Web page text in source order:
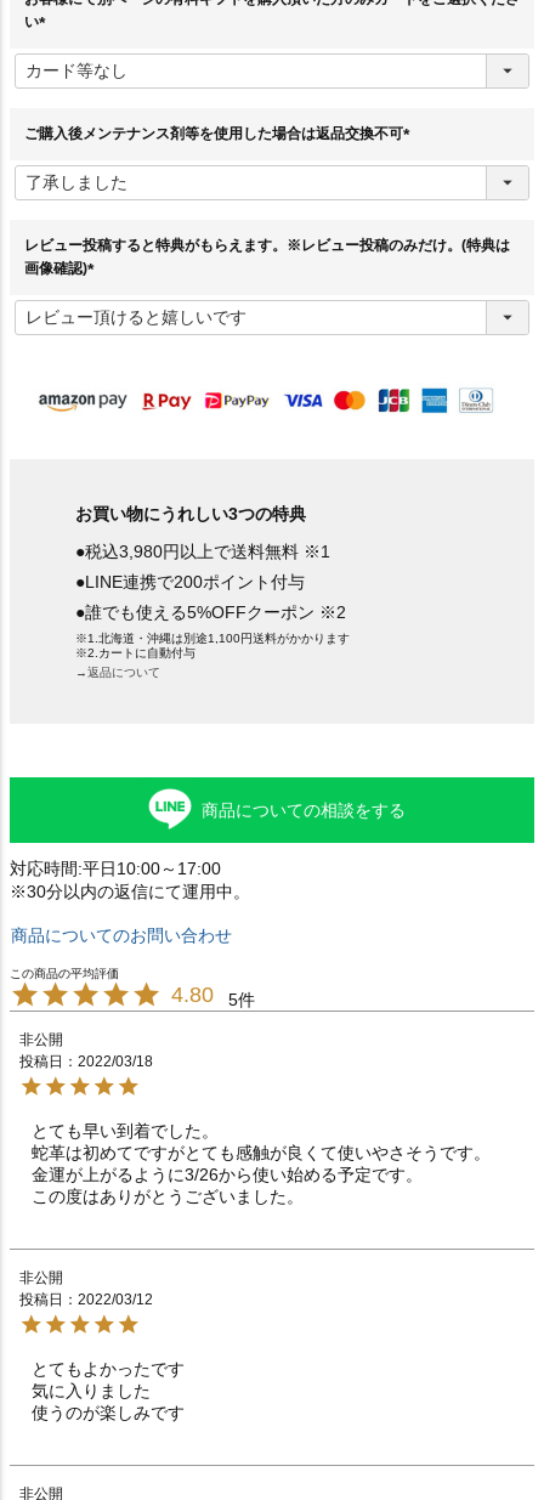
い
必
須
ご購入後メンテナンス剤等を使用した場合は返品交換不可
須
レビュー投稿すると特典がもらえます。※レビュー投稿のみだけ。(特典は
画像確認)
必
須
お買い物にうれしい3つの特典
●税込3,980円以上で送料無料 ※1
●LINE連携で200ポイント付与
●誰でも使える5%OFFクーポン ※2
※1.北海道・沖縄は別途1,100円送料がかかります
※2.カートに自動付与
→返品について
商品についての相談をする
対応時間:平日10:00～17:00
※30分以内の返信にて運用中。
商品についてのお問い合わせ
4.80 5
非公開
投稿日
2022/03/18
とても早い到着でした。
蛇革は初めてですがとても感触が良くて使いやさそうです。
金運が上がるように3/26から使い始める予定です。
この度はありがとうございました。
非公開
投稿日
2022/03/12
とてもよかったです
気に入りました
使うのが楽しみです
非公開